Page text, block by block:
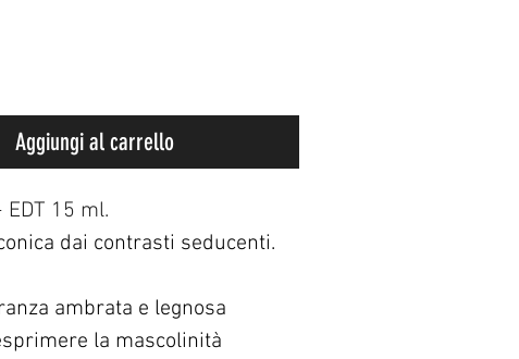
Aggiungi al carrello
EDT 15 ml.
dai contrasti seducenti.
ambrata e legnosa
la mascolinità